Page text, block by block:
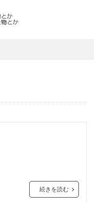
続きを読む